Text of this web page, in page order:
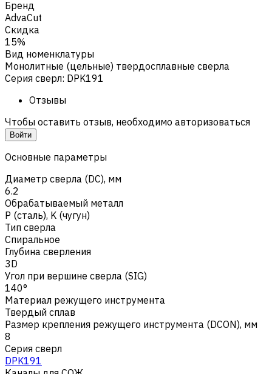
Бренд
AdvaCut
Скидка
15%
Вид номенклатуры
Монолитные (цельные) твердосплавные сверла
Серия сверл: DPK191
Отзывы
Чтобы оставить отзыв, необходимо авторизоваться
Войти
Основные параметры
Диаметр сверла (DC), мм
6.2
Обрабатываемый металл
Р (сталь), K (чугун)
Тип сверла
Спиральное
Глубина сверления
3D
Угол при вершине сверла (SIG)
140°
Материал режущего инструмента
Твердый сплав
Размер крепления режущего инструмента (DCON), мм
8
Серия сверл
DPK191